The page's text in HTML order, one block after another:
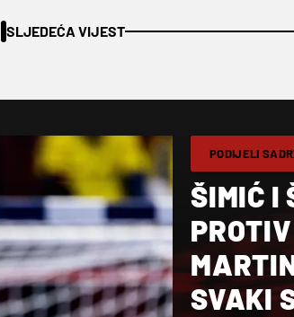
SLJEDEĆA VIJEST
PODIJELI
ŠIMIĆ I
SVAKI